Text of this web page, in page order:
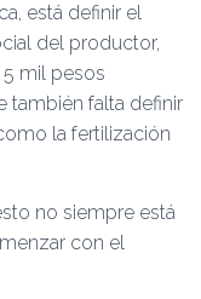
está definir el
del productor,
mil pesos
también falta definir
la fertilización
no siempre está
con el